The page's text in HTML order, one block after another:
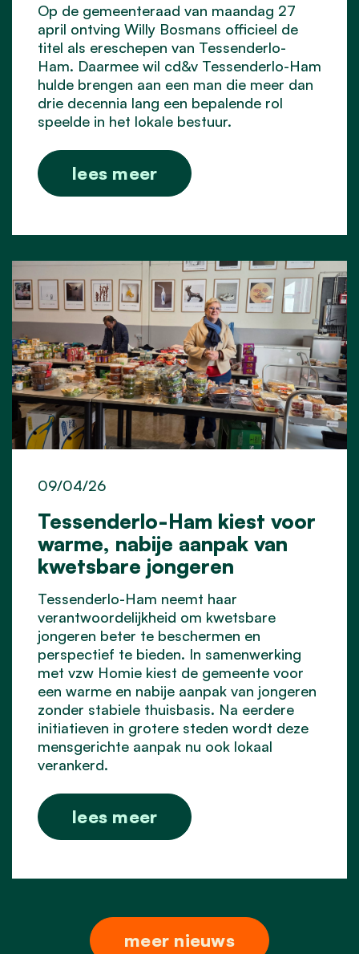
Op de gemeenteraad van maandag 27
april ontving Willy Bosmans officieel de
titel als ereschepen van Tessenderlo-
Ham. Daarmee wil cd&v Tessenderlo-Ham
hulde brengen aan een man die meer dan
drie decennia lang een bepalende rol
speelde in het lokale bestuur.
lees meer
Tessenderlo-Ham kiest voor
warme, nabije aanpak van
kwetsbare jongeren
09/04/26
Tessenderlo-Ham neemt haar
verantwoordelijkheid om kwetsbare
jongeren beter te beschermen en
perspectief te bieden. In samenwerking
met vzw Homie kiest de gemeente voor
een warme en nabije aanpak van jongeren
zonder stabiele thuisbasis. Na eerdere
initiatieven in grotere steden wordt deze
mensgerichte aanpak nu ook lokaal
verankerd.
lees meer
meer nieuws